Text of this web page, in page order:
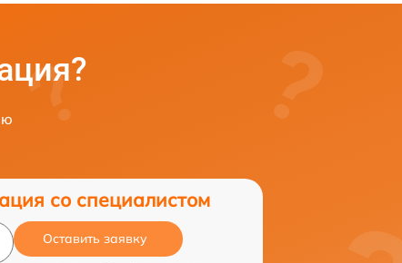
со специалистом
Оставить заявку